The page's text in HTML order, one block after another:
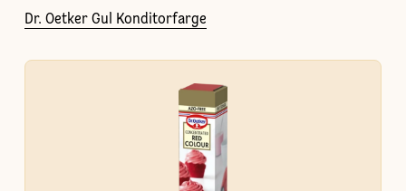
Dr. Oetker Gul Konditorfarge